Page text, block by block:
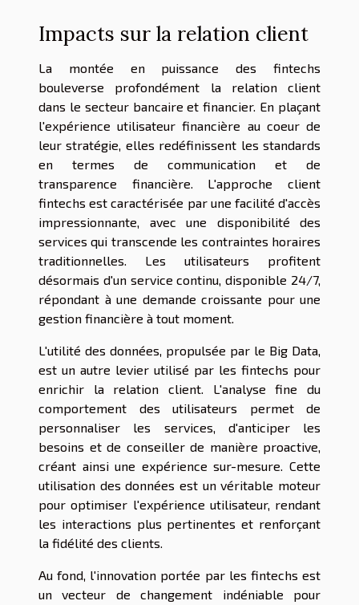
Impacts sur la relation client
La montée en puissance des fintechs
bouleverse profondément la relation client
dans le secteur bancaire et financier. En plaçant
l'expérience utilisateur financière au coeur de
leur stratégie, elles redéfinissent les standards
en termes de communication et de
transparence financière. L'approche client
fintechs est caractérisée par une facilité d'accès
impressionnante, avec une disponibilité des
services qui transcende les contraintes horaires
traditionnelles. Les utilisateurs profitent
désormais d'un service continu, disponible 24/7,
répondant à une demande croissante pour une
gestion financière à tout moment.
L'utilité des données, propulsée par le Big Data,
est un autre levier utilisé par les fintechs pour
enrichir la relation client. L'analyse fine du
comportement des utilisateurs permet de
personnaliser les services, d'anticiper les
besoins et de conseiller de manière proactive,
créant ainsi une expérience sur-mesure. Cette
utilisation des données est un véritable moteur
pour optimiser l'expérience utilisateur, rendant
les interactions plus pertinentes et renforçant
la fidélité des clients.
Au fond, l'innovation portée par les fintechs est
un vecteur de changement indéniable pour